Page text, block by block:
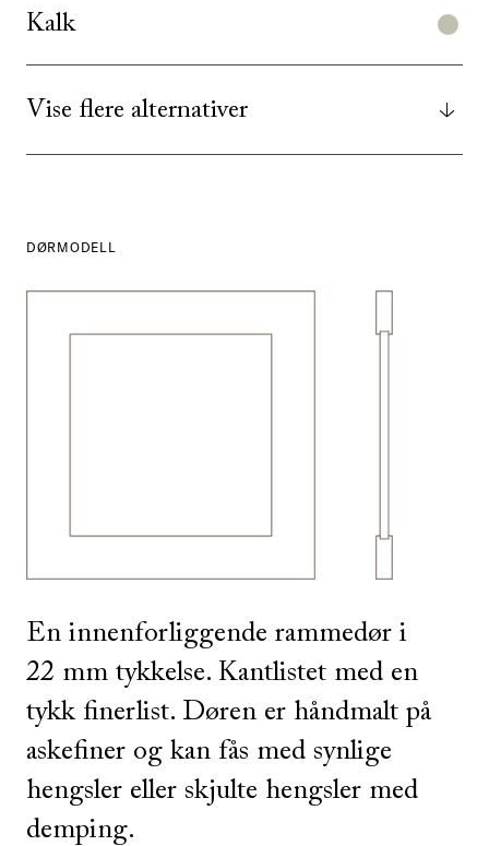
Kalk
Vise flere alternativer
DØRMODELL
En innenforliggende rammedør i
22 mm tykkelse. Kantlistet med en
tykk finerlist. Døren er håndmalt på
askefiner og kan fås med synlige
hengsler eller skjulte hengsler med
demping.